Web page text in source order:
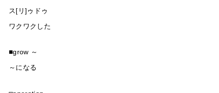
ス[リ]ゥドゥ
ワクワクした
■grow ～
～になる